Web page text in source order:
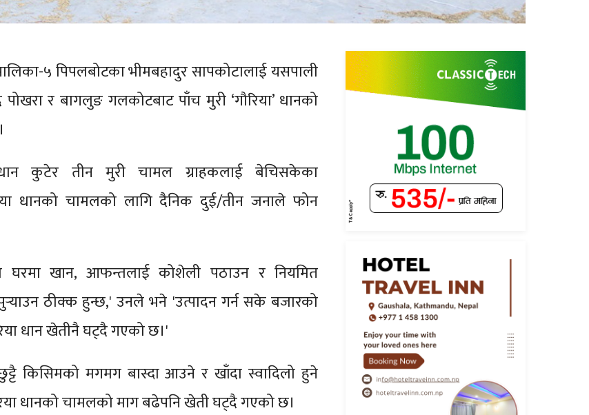
५ पिपलबोटका भीमबहादुर सापकोटालाई यसपाली
र बागलुङ गलकोटबाट पाँच मुरी ‘गौरिया’ धानको
धान कुटेर तीन मुरी चामल ग्राहकलाई बेचिसकेका
धानको चामलको लागि दैनिक दुई/तीन जनाले फोन
घरमा खान, आफन्तलाई कोशेली पठाउन र नियमित
ठीक्क हुन्छ,' उनले भने 'उत्पादन गर्न सके बजारको
धान खेतीनै घट्दै गएको छ।'
किसिमको मगमग बास्दा आउने र खाँदा स्वादिलो हुने
धानको चामलको माग बढेपनि खेती घट्दै गएको छ।